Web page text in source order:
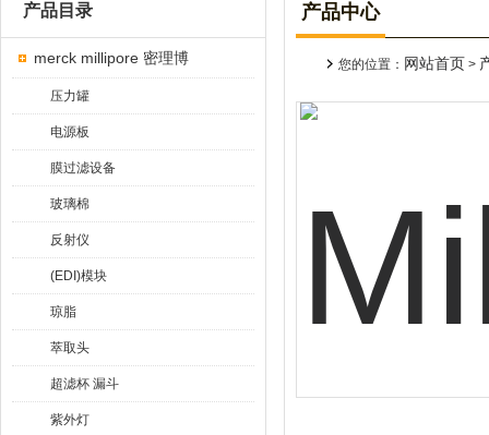
产品目录
merck millipore 密理博
压力罐
电源板
膜过滤设备
玻璃棉
反射仪
(EDI)模块
琼脂
萃取头
超滤杯 漏斗
紫外灯
产品中心
您的位置： 网站首页 >